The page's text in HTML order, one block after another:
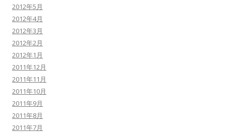
2012年5月
2012年4月
2012年3月
2012年2月
2012年1月
2011年12月
2011年11月
2011年10月
2011年9月
2011年8月
2011年7月